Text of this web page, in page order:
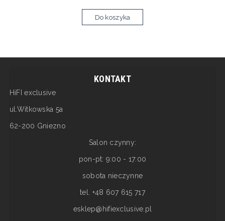
Do koszyka
KONTAKT
HiFI exclusive
ul.Witkowska 5a
62-200 Gniezno
Salon czynny:
pon-pt: 9:00 - 17:00
sobota nieczynne
tel. +48 607 615 717
esklep@hifiexclusive.pl